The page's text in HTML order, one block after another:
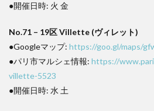
●開催日時: 火 金
No.71 – 19区 Villette (ヴィレット)
●Googleマップ: https://goo.gl/maps/
●パリ市マルシェ情報: https://
villette-5523
●開催日時: 水 土